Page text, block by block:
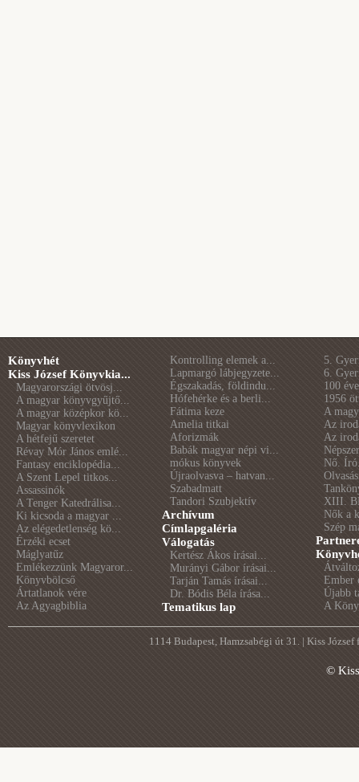
Könyvhét
Kiss József Könyvkia...
Magyarországi ötvösj...
A magyar könyvgyűjtő...
A magyar középkor kö...
Magyar könyvlexikon
A hétfejű szeretet
Révay Mór János emlé...
Fantasy enciklopédia...
A Szent Lepel titkos...
Assassinók
A Tenger Katedrálisa...
Ki kicsoda a magyar ...
Az elégedetlenség kö...
Érzéki ecset
Máglyatűz
Emlékezzünk Magyaror...
Könyvbölcső
Ártatlanok vére
Az Agyagbiblia
Kontrolling elemek a...
Lapmargó lábjegyzete...
Égszakadás, földindu...
Hófehérke és a berli...
Fátima keze
Amelia titkai
Aforizmák
Babák magyar népi vi...
mókus könyvek
Újraolvasva – hatvan...
Szabadmatt
Tandori Szubjektív
Archívum
Címlapgaléria
Válogatás
Kertész Ákos írásai...
Murányi Gábor írásai...
Tarján Tamás írásai...
Dr. Bódis Béla írása...
Tematikus lap
5.
6.
100
1956
A
Az
Az
Nő.
XIII.
Nők a
Szép
Ember
Újabb
A
1114 Budapest, Hamzsabégi út 31. | Kiss
©